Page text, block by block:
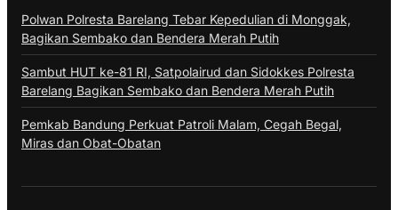
Polwan Polresta Barelang Tebar Kepedulian di Monggak,
Bagikan Sembako dan Bendera Merah Putih
Sambut HUT ke-81 RI, Satpolairud dan Sidokkes Polresta
Barelang Bagikan Sembako dan Bendera Merah Putih
Pemkab Bandung Perkuat Patroli Malam, Cegah Begal,
Miras dan Obat-Obatan